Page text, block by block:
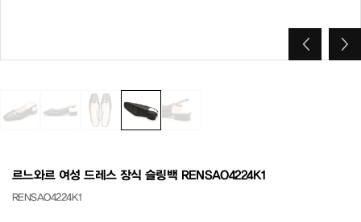
르느와르 여성 드레스 장식 슬링백 RENSAO4224K1
RENSAO4224K1